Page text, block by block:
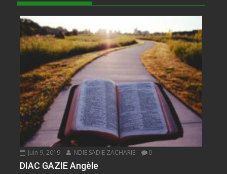
Juin 9, 2019 NDIE SADIE ZACHARIE 0
DIAC GAZIE Angèle